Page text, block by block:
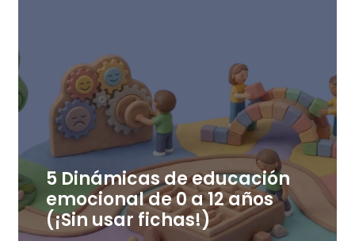
5 Dinámicas de educación
emocional de 0 a 12 años
(¡Sin usar fichas!)